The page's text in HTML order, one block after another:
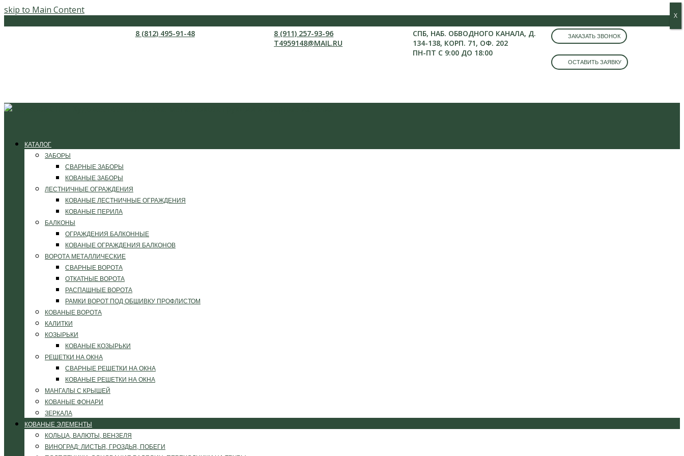
skip to Main Content
8 (812) 495-91-48
8 (911) 257-93-96
T4959148@MAIL.RU
СПБ, НАБ. ОБВОДНОГО КАНАЛА, Д.
134-138, КОРП. 71, ОФ. 202
ПН-ПТ С 9:00 ДО 18:00
ЗАКАЗАТЬ ЗВОНОК
ОСТАВИТЬ ЗАЯВКУ
КАТАЛОГ
ЗАБОРЫ
СВАРНЫЕ ЗАБОРЫ
КОВАНЫЕ ЗАБОРЫ
ЛЕСТНИЧНЫЕ ОГРАЖДЕНИЯ
КОВАНЫЕ ЛЕСТНИЧНЫЕ ОГРАЖДЕНИЯ
КОВАНЫЕ ПЕРИЛА
БАЛКОНЫ
ОГРАЖДЕНИЯ БАЛКОННЫЕ
КОВАНЫЕ ОГРАЖДЕНИЯ БАЛКОНОВ
ВОРОТА МЕТАЛЛИЧЕСКИЕ
СВАРНЫЕ ВОРОТА
ОТКАТНЫЕ ВОРОТА
РАСПАШНЫЕ ВОРОТА
РАМКИ ВОРОТ ПОД ОБШИВКУ ПРОФЛИСТОМ
КОВАНЫЕ ВОРОТА
КАЛИТКИ
КОЗЫРЬКИ
КОВАНЫЕ КОЗЫРЬКИ
РЕШЕТКИ НА ОКНА
СВАРНЫЕ РЕШЕТКИ НА ОКНА
КОВАНЫЕ РЕШЕТКИ НА ОКНА
МАНГАЛЫ С КРЫШЕЙ
КОВАНЫЕ ФОНАРИ
ЗЕРКАЛА
КОВАНЫЕ ЭЛЕМЕНТЫ
КОЛЬЦА, ВАЛЮТЫ, ВЕНЗЕЛЯ
ВИНОГРАД: ЛИСТЬЯ, ГРОЗДЬЯ, ПОБЕГИ
Х
Х